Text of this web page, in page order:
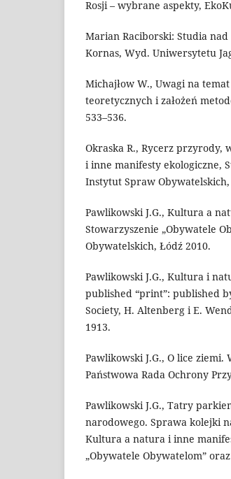
Rosji – wybrane aspekty,
Marian Raciborski: Studia
Kornas, Wyd. Uniwersytetu
Michajłow W., Uwagi na
teoretycznych i założeń
533–536.
Okraska R., Rycerz przyrody,
i inne manifesty ekologiczne,
Instytut Spraw Obywatelskich,
Pawlikowski J.G., Kultura a
Stowarzyszenie „Obywatele
Obywatelskich, Łódź 2010.
Pawlikowski J.G., Kultura i
published “print”: published
Society, H. Altenberg i E.
1913.
Pawlikowski J.G., O lice ziemi.
Państwowa Rada Ochrony
Pawlikowski J.G., Tatry
narodowego. Sprawa kolejki
Kultura a natura i inne
„Obywatele Obywatelom”